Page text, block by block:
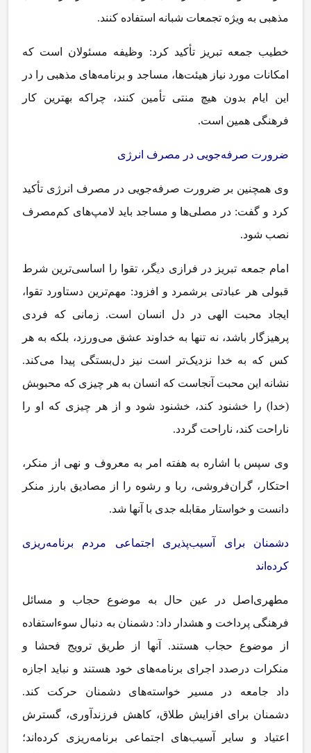
مذهبی به ویژه تجمعات شبانه استفاده کنند.
خطیب جمعه تبریز تأکید کرد: وظیفه مسئولان است که
امکانات مورد نیاز هیئت‌ها، مساجد و برنامه‌های مذهبی را در
این ایام بدون هیچ منتی تأمین کنند، چراکه بهترین کار
فرهنگی همین است.
ضرورت صرفه‌جویی در مصرف انرژی
وی همچنین بر ضرورت صرفه‌جویی در مصرف انرژی تأکید
کرد و گفت: در مصلی‌ها و مساجد باید لامپ‌های کم‌مصرف
نصب شود.
امام جمعه تبریز در فرازی دیگر، تقوا را اساسی‌ترین شرط
قبولی هر عبادتی برشمرد و افزود: مهم‌ترین دستاورد تقوا،
ایجاد محبت الهی در دل انسان است. زمانی که فردی
پرهیزگار باشد، نه تنها به خداوند عشق می‌ورزد، بلکه به هر
کس که به خدا نزدیک‌تر است نیز دل‌بستگی پیدا می‌کند.
نشانه این محبت آنجاست که انسان به هر چیزی که محبوبش
(خدا) را خشنود کند، خشنود شود و از هر چیزی که او را
ناراحت کند، ناراحت گردد.
وی سپس با اشاره به هفته امر به معروف و نهی از منکر،
احتکار، گران‌فروشی، ربا و رشوه را از مصادیق بارز منکر
دانست و خواستار مقابله جدی با آنها شد.
دشمنان برای آسیب‌پذیری اجتماعی مردم برنامه‌ریزی
کرده‌اند
مطهری‌اصل در عین حال به موضوع حجاب و مسائل
فرهنگی پرداخت و هشدار داد: دشمنان به دنبال سوءاستفاده
از موضوع حجاب هستند. آنها از طریق ترویج فحشا و
منکرات درصدد اجرای برنامه‌های خود هستند و نباید اجازه
داد جامعه در مسیر خواسته‌های دشمنان حرکت کند.
دشمنان برای افزایش طلاق، کاهش فرزندآوری، گسترش
اعتیاد و سایر آسیب‌های اجتماعی برنامه‌ریزی کرده‌اند؛